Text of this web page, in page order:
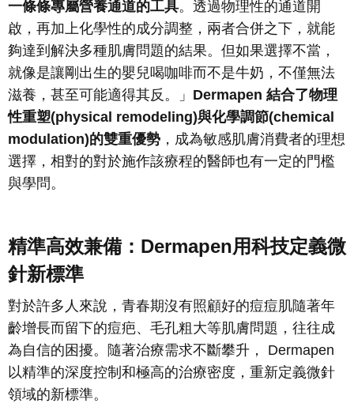
一條條專屬營養通道的工具。透過物理性的通道開
啟，再加上化學性的成分調整，兩者合併之下，就能
夠達到解決多種肌膚問題的結果。但如果選擇不當，
就像是讓剛出生的嬰兒喝咖啡而不是牛奶，不僅無法
滋養，甚至可能適得其反。」 Dermapen 結合了物理
性重塑(physical remodeling)與化學調節(chemical
modulation)的雙重優勢 ，成為敏感肌膚消費者的理想
選擇，相對的對於施作該療程的醫師也有一定的門檻
與學問。
精準高效兼備：Dermapen用科技定義微
針新標準
對於許多人來說，青春期沒有照顧好的痘痘肌隨著年
齡增長而留下的痘疤、毛孔粗大等肌膚問題，往往成
為自信的困擾。隨著治療需求不斷攀升， Dermapen
以精準的深度控制和極高的治療密度，重新定義微針
領域的新標準。